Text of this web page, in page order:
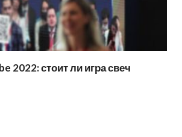
2022: стоит ли игра свеч